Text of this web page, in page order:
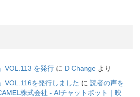
VOL.113 を発行 に D Change より
VOL.116を発行しました に 読者の声を
株式会社 - AIチャットボット｜映